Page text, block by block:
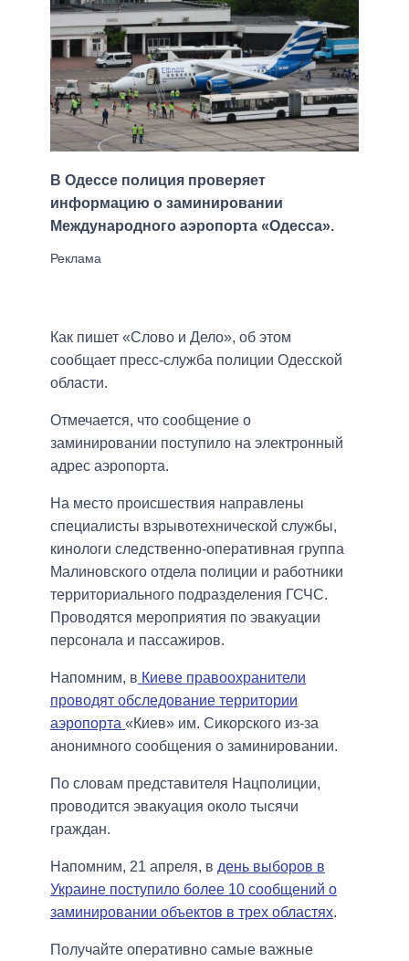
В Одессе полиция проверяет
информацию о заминировании
Международного аэропорта «Одесса».
Как пишет «Слово и Дело», об этом
сообщает пресс-служба полиции Одесской
области.
Отмечается, что сообщение о
заминировании поступило на электронный
адрес аэропорта.
На место происшествия направлены
специалисты взрывотехнической службы,
кинологи следственно-оперативная группа
Малиновского отдела полиции и работники
территориального подразделения ГСЧС.
Проводятся мероприятия по эвакуации
персонала и пассажиров.
Напомним, в Киеве правоохранители
проводят обследование территории
аэропорта «Киев» им. Сикорского из-за
анонимного сообщения о заминировании.
По словам представителя Нацполиции,
проводится эвакуация около тысячи
граждан.
Напомним, 21 апреля, в день выборов в
Украине поступило более 10 сообщений о
заминировании объектов в трех областях.
Получайте оперативно самые важные